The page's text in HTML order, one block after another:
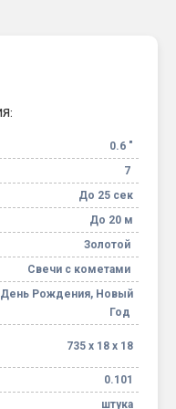
0.6 "
7
До 25 сек
До 20 м
Золотой
Свечи с кометами
День Рождения, Новый
Год
735 х 18 х 18
0.101
штука